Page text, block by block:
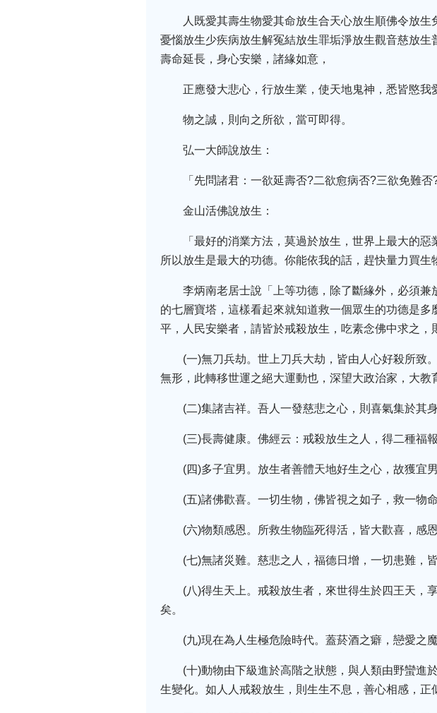
人既愛其壽生物愛其命放生合天心放生順佛令放
憂惱放生少疾病放生解冤結放生罪垢淨放生觀音慈放
壽命延長，身心安樂，諸緣如意，
正應發大悲心，行放生業，使天地鬼神，悉皆愍我
物之誠，則向之所欲，當可即得。
弘一大師說放生：
「先問諸君：一欲延壽否?二欲愈病否?三欲免難
金山活佛說放生：
「最好的消業方法，莫過於放生，世界上最大的
所以放生是最大的功德。你能依我的話，趕快量力買生
李炳南老居士說「上等功德，除了斷緣外，必須
的七層寶塔，這樣看起來就知道救一個眾生的功德是
平，人民安樂者，請皆於戒殺放生，吃素念佛中求之，
(一)無刀兵劫。世上刀兵大劫，皆由人心好殺所致
無形，此轉移世運之絕大運動也，深望大政治家，大教
(二)集諸吉祥。吾人一發慈悲之心，則喜氣集於其
(三)長壽健康。佛經云：戒殺放生之人，得二種福
(四)多子宜男。放生者善體天地好生之心，故獲宜男
(五)諸佛歡喜。一切生物，佛皆視之如子，救一物
(六)物類感恩。所救生物臨死得活，皆大歡喜，感
(七)無諸災難。慈悲之人，福德日增，一切患難，皆
(八)得生天上。戒殺放生者，來世得生於四王天，
矣。
(九)現在為人生極危險時代。蓋菸酒之癖，戀愛之
(十)動物由下級進於高階之狀態，與人類由野蠻進
生變化。如人人戒殺放生，則生生不息，善心相感，正